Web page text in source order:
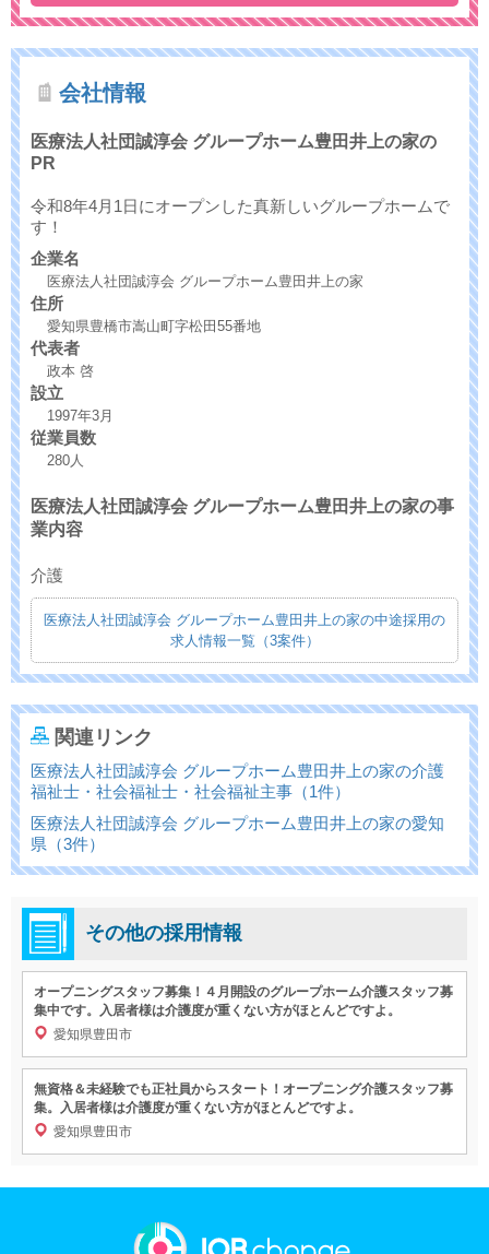
会社情報
医療法人社団誠淳会 グループホーム豊田井上の家の
PR
令和8年4月1日にオープンした真新しいグループホームで
す！
企業名
医療法人社団誠淳会 グループホーム豊田井上の家
住所
愛知県豊橋市嵩山町字松田55番地
代表者
政本 啓
設立
1997年3月
従業員数
280人
医療法人社団誠淳会 グループホーム豊田井上の家の事
業内容
介護
医療法人社団誠淳会 グループホーム豊田井上の家の中途採用の
求人情報一覧（3案件）
関連リンク
医療法人社団誠淳会 グループホーム豊田井上の家の介護
福祉士・社会福祉士・社会福祉主事（1件）
医療法人社団誠淳会 グループホーム豊田井上の家の愛知
県（3件）
その他の採用情報
オープニングスタッフ募集！４月開設のグループホーム介護スタッフ募
集中です。入居者様は介護度が重くない方がほとんどですよ。
愛知県豊田市
無資格＆未経験でも正社員からスタート！オープニング介護スタッフ募
集。入居者様は介護度が重くない方がほとんどですよ。
愛知県豊田市